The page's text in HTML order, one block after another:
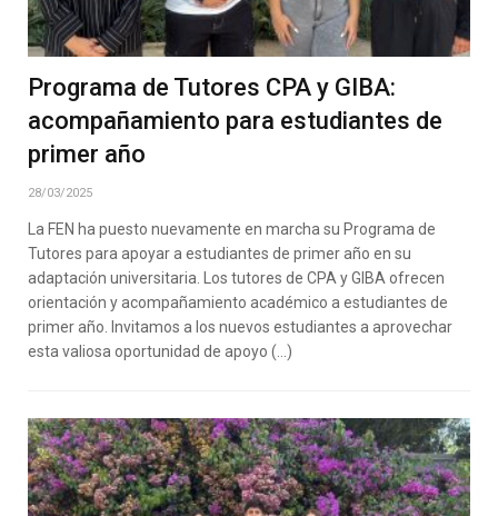
Programa de Tutores CPA y GIBA:
acompañamiento para estudiantes de
primer año
28/03/2025
La FEN ha puesto nuevamente en marcha su Programa de
Tutores para apoyar a estudiantes de primer año en su
adaptación universitaria. Los tutores de CPA y GIBA ofrecen
orientación y acompañamiento académico a estudiantes de
primer año. Invitamos a los nuevos estudiantes a aprovechar
esta valiosa oportunidad de apoyo (…)